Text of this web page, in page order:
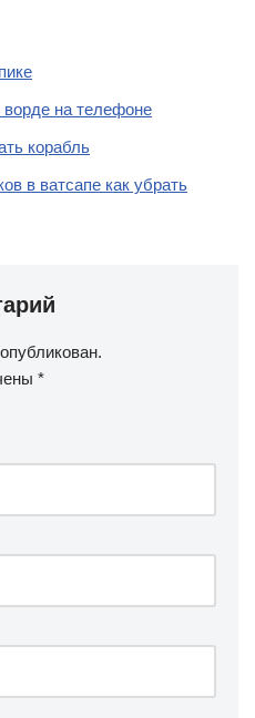
ворде на телефоне
корабль
в ватсапе как убрать
*